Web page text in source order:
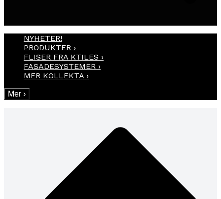
NYHETER!
PRODUKTER ›
FLISER FRA KTILES ›
FASADESYSTEMER ›
MER KOLLEKTA ›
Mer ›